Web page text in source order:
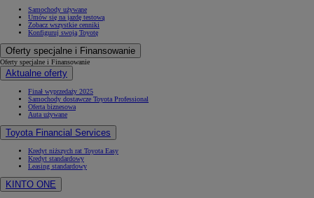
Samochody używane
Umów się na jazdę testową
Zobacz wszystkie cenniki
Konfiguruj swoją Toyotę
Oferty specjalne i Finansowanie
Oferty specjalne i Finansowanie
Aktualne oferty
Finał wyprzedaży 2025
Samochody dostawcze Toyota Professional
Oferta biznesowa
Auta używane
Toyota Financial Services
Kredyt niższych rat Toyota Easy
Kredyt standardowy
Leasing standardowy
KINTO ONE